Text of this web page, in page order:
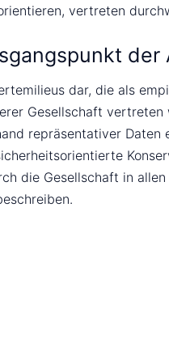
vertreten
der
dar, die als
Gesellschaft
repräsentativer
die Gesellschaft in